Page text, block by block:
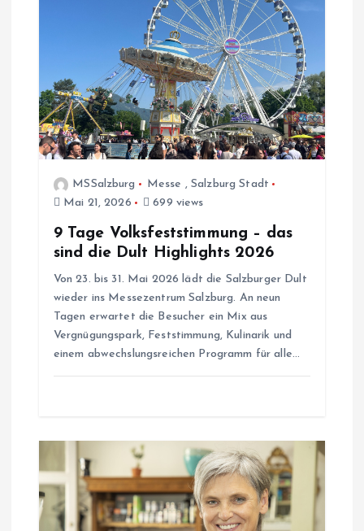
v
g
MSSalzburg Messe , Salzburg Stadt
Mai 21, 2026
699 views
9 Tage Volksfeststimmung – das
sind die Dult Highlights 2026
Von 23. bis 31. Mai 2026 lädt die Salzburger Dult
wieder ins Messezentrum Salzburg. An neun
Tagen erwartet die Besucher ein Mix aus
Vergnügungspark, Feststimmung, Kulinarik und
einem abwechslungsreichen Programm für alle…